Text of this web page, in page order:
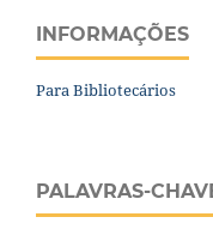
INFORMAÇÕES
Para Bibliotecários
PALAVRAS-